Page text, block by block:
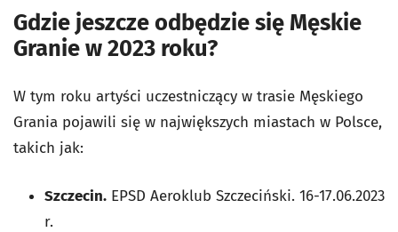
Gdzie jeszcze odbędzie się Męskie
Granie w 2023 roku?
W tym roku artyści uczestniczący w trasie Męskiego
Grania pojawili się w największych miastach w Polsce,
takich jak:
Szczecin. EPSD Aeroklub Szczeciński. 16-17.06.2023
r.